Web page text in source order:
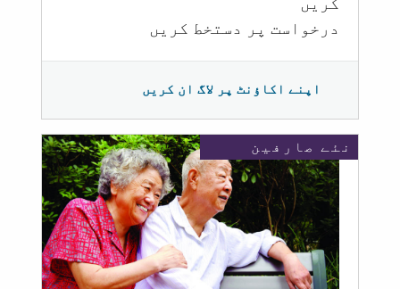
کریں
درخواست پر دستخط کریں
اپنے اکاؤنٹ پر لاگ ان کریں
نئے صارفین